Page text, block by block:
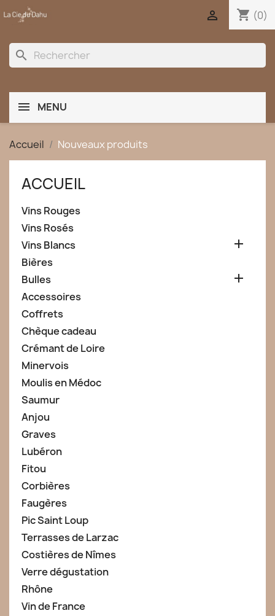
shopping_cart (0)

search
MENU
Accueil Nouveaux produits
ACCUEIL
Vins Rouges
Vins Rosés
Vins Blancs

Bières
Bulles

Accessoires
Coffrets
Chèque cadeau
Crémant de Loire
Minervois
Moulis en Médoc
Saumur
Anjou
Graves
Lubéron
Fitou
Corbières
Faugères
Pic Saint Loup
Terrasses de Larzac
Costières de Nîmes
Verre dégustation
Rhône
Vin de France